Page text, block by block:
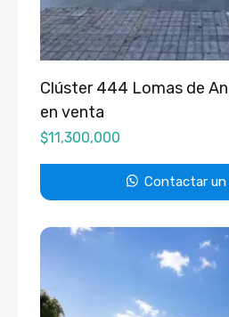
Clúster 444 Lomas de
en venta
$11,300,000
Contactar un